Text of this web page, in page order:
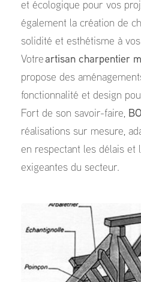
et écologique pour vos
également la création de
solidité et esthétisme à
Votreartisan charpentier
propose des
fonctionnalité et design
Fort de son savoir-faire,
réalisations sur mesure,
en respectant les délais et
exigeantes du secteur.